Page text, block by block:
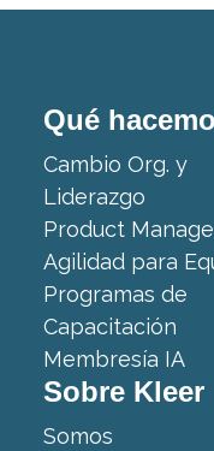
Qué
Cambio Org. y
Liderazgo
Product
Agilidad para
Programas de
Capacitación
Membresía IA
Sobre Kleer
Somos